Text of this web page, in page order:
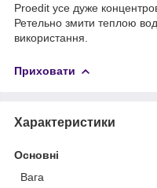
Proedit усе дуже
Ретельно змити теплою
використання.
Приховати
Характеристики
Основні
Вага